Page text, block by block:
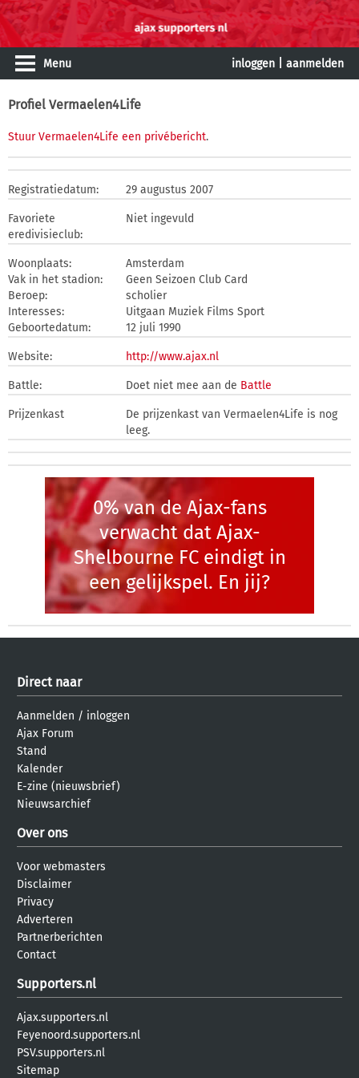
Menu inloggen aanmelden
Profiel Vermaelen4Life
Stuur Vermaelen4Life een privébericht.
Registratiedatum: 29 augustus 2007
Favoriete
eredivisieclub:
Niet ingevuld
Woonplaats:
Amsterdam
Vak in het stadion:
Geen Seizoen Club Card
Beroep:
scholier
Interesses:
Uitgaan Muziek Films Sport
Geboortedatum:
12 juli 1990
Website: http://www.ajax.nl
Battle: Doet niet mee aan de Battle
Prijzenkast
De prijzenkast van Vermaelen4Life is nog
leeg.
0% van de Ajax-fans
verwacht dat Ajax-
Shelbourne FC eindigt in
een gelijkspel. En jij?
Direct naar
Aanmelden / inloggen
Ajax Forum
Stand
Kalender
E-zine (nieuwsbrief)
Nieuwsarchief
Over ons
Voor webmasters
Disclaimer
Privacy
Adverteren
Partnerberichten
Contact
Supporters.nl
Ajax.supporters.nl
Feyenoord.supporters.nl
PSV.supporters.nl
Sitemap